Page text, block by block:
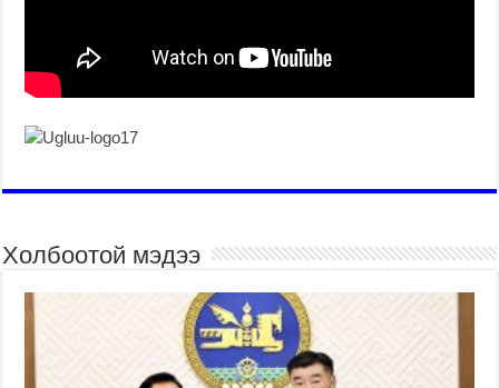
Холбоотой мэдээ